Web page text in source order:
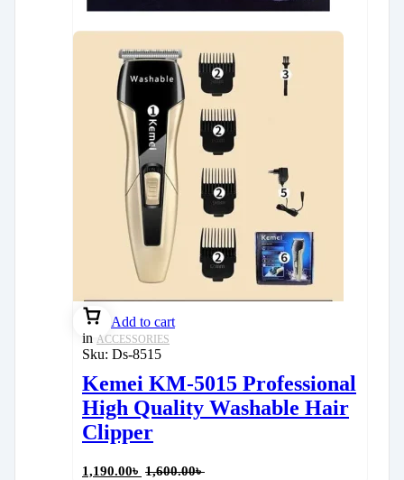
Add to cart
in ACCESSORIES
Sku: Ds-8515
Kemei KM-5015 Professional
High Quality Washable Hair
Clipper
1,190.00৳ 1,600.00৳